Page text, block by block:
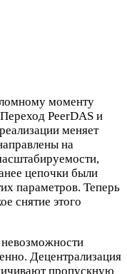
моменту
PeerDAS и
меняет
на
цепочки были
параметров. Теперь
снятие этого
Децентрализация
пропускную